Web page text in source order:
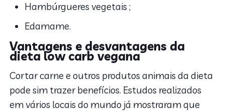
Hambúrgueres vegetais ;
Edamame.
Vantagens e desvantagens da
dieta low carb vegana
Cortar carne e outros produtos animais da dieta
pode sim trazer benefícios. Estudos realizados
em vários locais do mundo já mostraram que